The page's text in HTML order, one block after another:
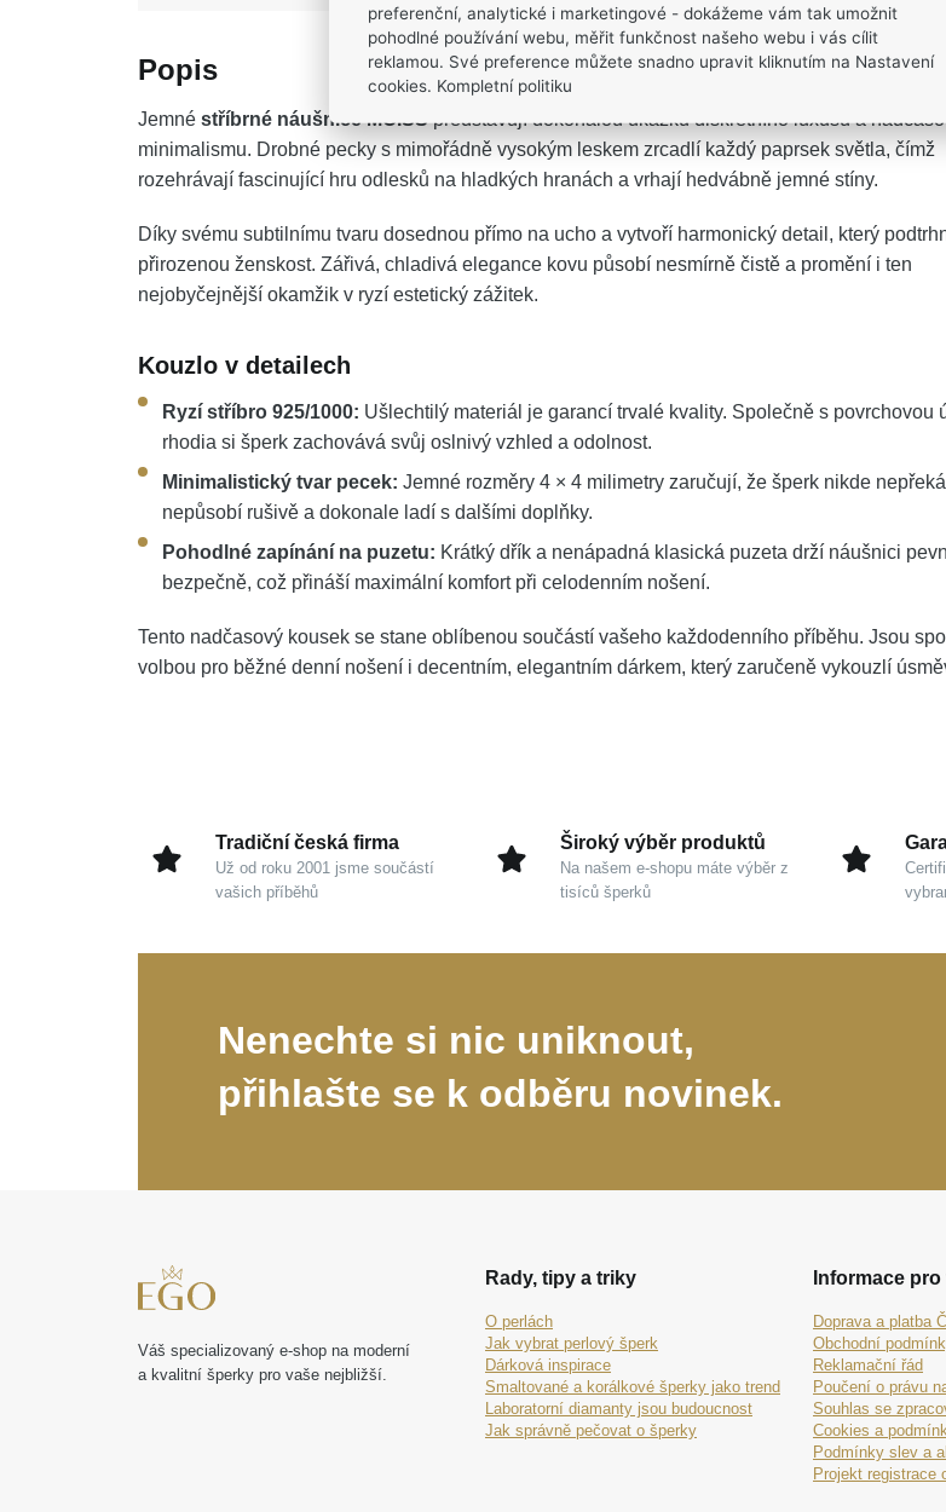
Popis
Jemné stříbrné náušnice MOISSpředstavují dokonalou ukázku diskrétního luxusu a
minimalismu. Drobné pecky s mimořádně vysokým leskem zrcadlí každý paprsek světla, čímž
rozehrávají fascinující hru odlesků na hladkých hranách a vrhají hedvábně jemné stíny.
Díky svému subtilnímu tvaru dosednou přímo na ucho a vytvoří harmonický detail, který
přirozenou ženskost. Zářivá, chladivá elegance kovu působí nesmírně čistě a promění i ten
nejobyčejnější okamžik v ryzí estetický zážitek.
Kouzlo v detailech
Ryzí stříbro 925/1000: Ušlechtilý materiál je garancí trvalé kvality. Společně s povrchovou
rhodia si šperk zachovává svůj oslnivý vzhled a odolnost.
Minimalistický tvar pecek: Jemné rozměry 4 × 4 milimetry zaručují, že šperk nikde
nepůsobí rušivě a dokonale ladí s dalšími doplňky.
Pohodlné zapínání na puzetu: Krátký dřík a nenápadná klasická puzeta drží náušnici
bezpečně, což přináší maximální komfort při celodenním nošení.
Tento nadčasový kousek se stane oblíbenou součástí vašeho každodenního příběhu. Jsou
volbou pro běžné denní nošení i decentním, elegantním dárkem, který zaručeně vykouzlí
Tradiční česká firma
Už od roku 2001 jsme součástí
vašich příběhů
Široký výběr produktů
Na našem e-shopu máte výběr z
tisíců šperků
Nenechte si nic uniknout,
přihlašte se k odběru novinek.
Váš specializovaný e-shop na moderní
a kvalitní šperky pro vaše nejbližší.
Rady, tipy a triky
O perlách
Jak vybrat perlový šperk
Dárková inspirace
Smaltované a korálkové šperky jako trend
Laboratorní diamanty jsou budoucnost
Jak správně pečovat o šperky
Informace pro
Doprava a platba
Obchodní
Reklamační řád
Poučení o právu
Souhlas se
Cookies a
Podmínky slev a
Projekt registrace
preferenční, analytické i marketingové - dokážeme vám tak umožnit
pohodlné používání webu, měřit funkčnost našeho webu i vás cílit
reklamou. Své preference můžete snadno upravit kliknutím na Nastavení
cookies. Kompletní politiku